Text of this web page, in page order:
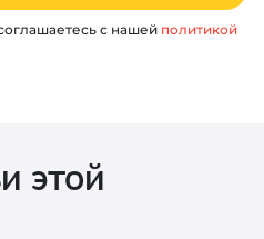
с нашей политикой
этой